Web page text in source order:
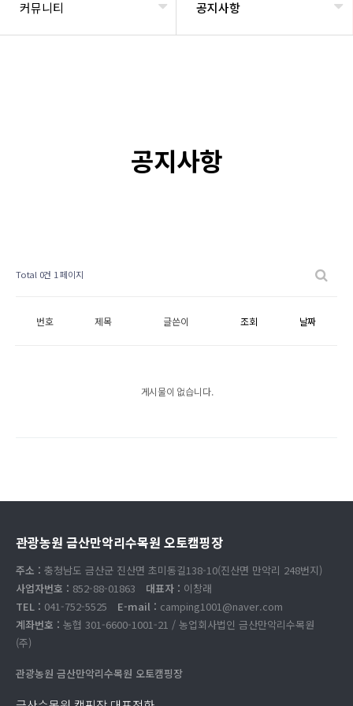
커뮤니티 공지사항
공지사항
Total 0건 1 페이지
번호 제목 글쓴이 조회 날짜
게시물이 없습니다.
관광농원 금산만악리수목원 오토캠핑장
주소 : 충청남도 금산군 진산면 초미동길138-10(진산면 만악리 248번지)
사업자번호 : 852-88-01863 대표자 : 이창래
TEL : 041-752-5525 E-mail : camping1001@naver.com
계좌번호 : 농협 301-6600-1001-21 / 농업회사법인 금산만악리수목원
(주)
관광농원 금산만악리수목원 오토캠핑장